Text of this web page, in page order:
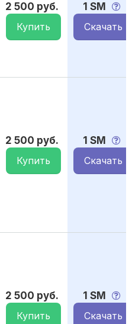
2 500 руб.
Купить
1 SM
Скачать
2 500 руб.
Купить
1 SM
Скачать
2 500 руб.
Купить
1 SM
Скачать